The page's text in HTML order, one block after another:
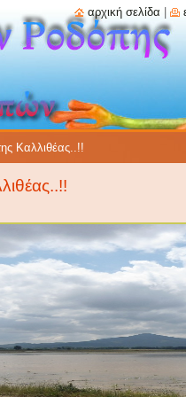
Καλλιθέας..!!
αρχική σελίδα